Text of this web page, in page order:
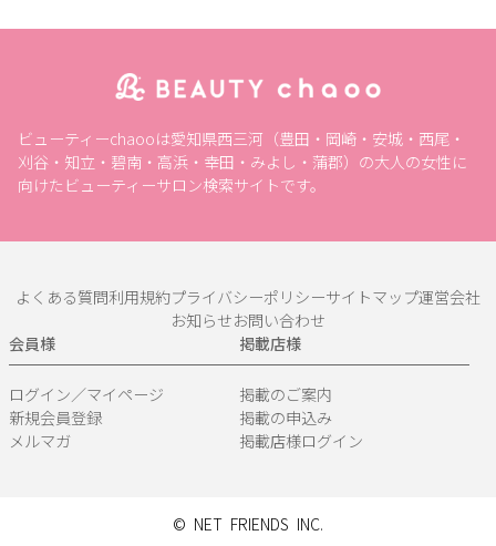
現金払いのみ
キャッシュレスOK 駐車場あり
24H営業
成人式
1人のスタッフが最後まで対応
メンズにおすすめ
ペア施術OK 半額
予約なしOK
キッズメニュー
子ども向け スクールあり
バリアフリー
少人数 資格取得支援
1day
フリーワード
ビューティーchaooは愛知県西三河（豊田・岡崎・安城・西尾・
刈谷・知立・碧南・高浜・幸田・みよし・蒲郡）の大人の女性に
向けたビューティーサロン検索サイトです。
よくある質問利用規約プライバシーポリシーサイトマップ運営会社
お知らせお問い合わせ
会員様
ログイン／マイページ
新規会員登録
メルマガ
掲載店様
掲載のご案内
掲載の申込み
掲載店様ログイン
© NET FRIENDS INC.